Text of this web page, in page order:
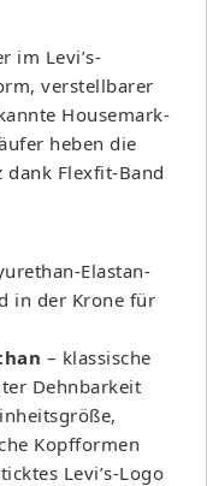
im Levi’s-
verstellbarer
Housemark-
heben die
dank Flexfit-Band
Elastan-
in der Krone für
– klassische
Dehnbarkeit
Kopfformen
Levi’s-Logo